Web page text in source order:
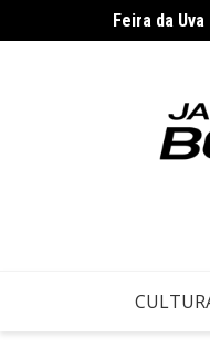
para
Feira da